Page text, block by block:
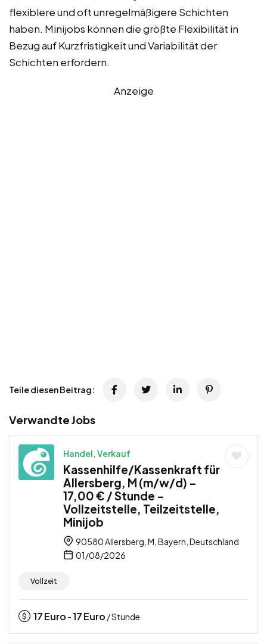
flexiblere und oft unregelmäßigere Schichten
haben. Minijobs können die größte Flexibilität in
Bezug auf Kurzfristigkeit und Variabilität der
Schichten erfordern.
Anzeige
Teile diesen Beitrag:
Verwandte Jobs
Handel, Verkauf
Kassenhilfe/Kassenkraft für
Allersberg, M (m/w/d) –
17,00 € / Stunde –
Vollzeitstelle, Teilzeitstelle,
Minijob
90580 Allersberg, M, Bayern, Deutschland
01/08/2026
Vollzeit
17Euro -17Euro / Stunde